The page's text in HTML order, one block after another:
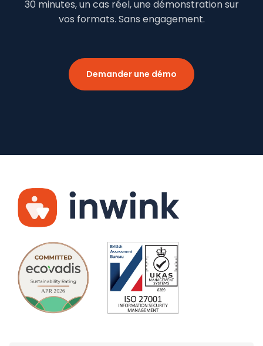
30 minutes, un cas réel, une démonstration sur
vos formats. Sans engagement.
Demander une démo